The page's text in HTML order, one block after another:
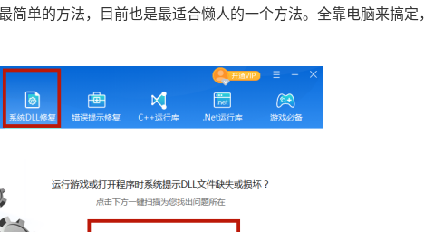
简单的方法，目前也是最适合懒人的一个方法。全靠电脑来搞定，